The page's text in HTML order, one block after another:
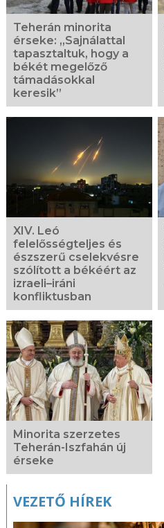
Teherán minorita
érseke: „Sajnálattal
tapasztaltuk, hogy a
békét megelőző
támadásokkal
keresik”
XIV. Leó
felelősségteljes és
észszerű cselekvésre
szólított a békéért az
izraeli–iráni
konfliktusban
Minorita szerzetes
Teherán-Iszfahán új
érseke
VEZETŐ HÍREK